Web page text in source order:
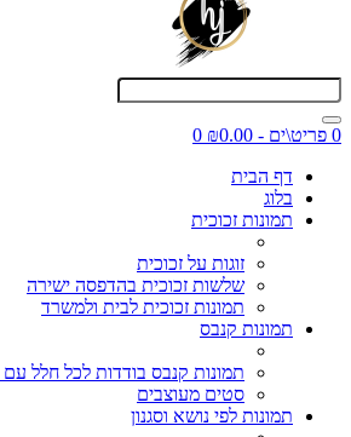
0 פריט\ים - ₪0.00
0
דף הבית
בלוג
תמונות זכוכית
זוגות על זכוכית
שלשות זכוכית בהדפסה ישירה
תמונות זכוכית לבית ולמשרד
תמונות קנבס
תמונות קנבס בודדות לכל חלל
סטים מעוצבים
תמונות לפי נושא וסגנון